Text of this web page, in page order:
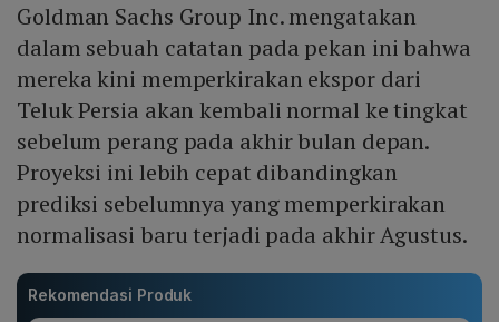
Goldman Sachs Group Inc. mengatakan
dalam sebuah catatan pada pekan ini bahwa
mereka kini memperkirakan ekspor dari
Teluk Persia akan kembali normal ke tingkat
sebelum perang pada akhir bulan depan.
Proyeksi ini lebih cepat dibandingkan
prediksi sebelumnya yang memperkirakan
normalisasi baru terjadi pada akhir Agustus.
Rekomendasi Produk